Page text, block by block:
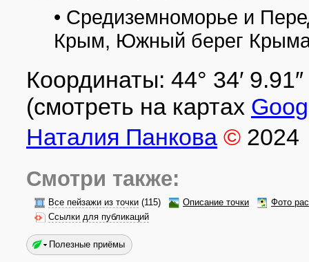
• Средиземноморье и
Крым, Южный берег
Координаты: 44° 34′
(смотреть на картах
Наталия Панкова © 2024
Смотри также:
Все пейзажи из точки (115) Описание точки
Фото
Ссылки для публикаций
Полезные приёмы